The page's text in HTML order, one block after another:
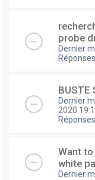
probe
Dernier
BUSTE
Dernier
2020
Want
white
Dernier